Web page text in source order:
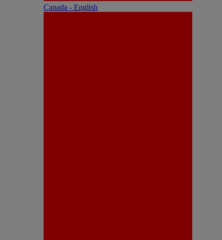
Canada - English